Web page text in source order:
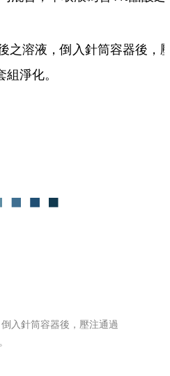
之溶液，倒入針筒容器後，
淨化。
入針筒容器後，壓注通過